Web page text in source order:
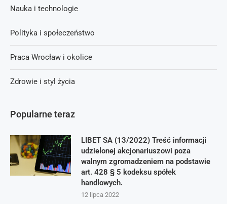
Popularne teraz
LIBET SA (13/2022) Treść informacji
udzielonej akcjonariuszowi poza
walnym zgromadzeniem na podstawie
art. 428 § 5 kodeksu spółek
handlowych.
12 lipca 2022
Nauka i technologie
Polityka i społeczeństwo
Praca Wrocław i okolice
Zdrowie i styl życia